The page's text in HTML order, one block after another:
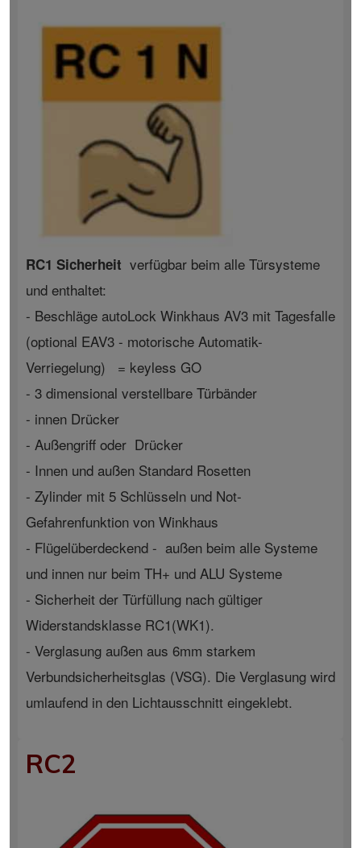
RC1 Sicherheit verfügbar beim alle Türsysteme
und enthaltet:
- Beschläge autoLock Winkhaus AV3 mit Tagesfalle
(optional EAV3 - motorische Automatik-
Verriegelung) = keyless GO
- 3 dimensional verstellbare Türbänder
- innen Drücker
- Außengriff oder Drücker
- Innen und außen Standard Rosetten
- Zylinder mit 5 Schlüsseln und Not-
Gefahrenfunktion von Winkhaus
- Flügelüberdeckend - außen beim alle Systeme
und innen nur beim TH+ und ALU Systeme
- Sicherheit der Türfüllung nach gültiger
Widerstandsklasse RC1(WK1).
- Verglasung außen aus 6mm starkem
Verbundsicherheitsglas (VSG). Die Verglasung wird
umlaufend in den Lichtausschnitt eingeklebt.
RC2